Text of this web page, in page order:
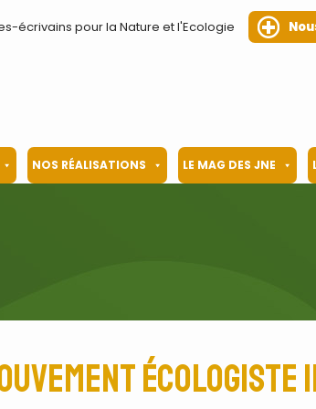
écrivains pour la Nature et l'Ecologie
NOS RÉALISATIONS LE MAG DES JNE